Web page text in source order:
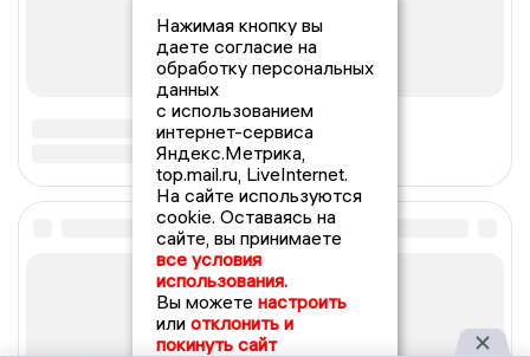
Нажимая кнопку вы
даете согласие на
обработку персональных
данных
с использованием
интернет-сервиса
Яндекс.Метрика,
top.mail.ru, LiveInternet.
На сайте используются
cookie. Оставаясь на
сайте, вы принимаете
все условия
использования.
Вы можете настроить
или отклонить и
покинуть сайт